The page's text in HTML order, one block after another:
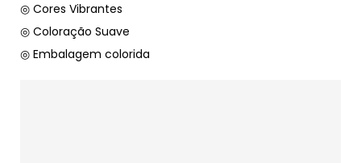
◎ Cores Vibrantes
◎ Coloração Suave
◎ Embalagem colorida